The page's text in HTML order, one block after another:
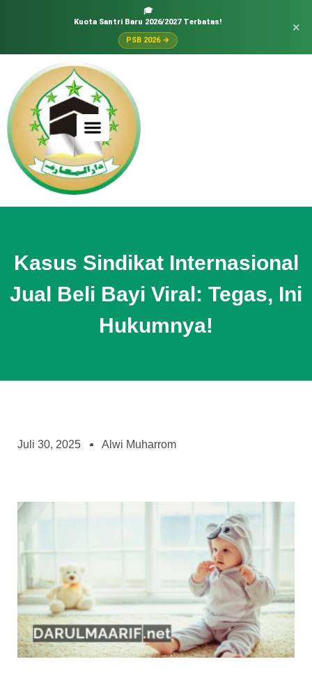
🎓
Kuota Santri Baru 2026/2027 Terbatas!
PSB 2026 →
×
Kasus Sindikat Internasional
Jual Beli Bayi Viral: Tegas, Ini
Hukumnya!
Juli 30, 2025 Alwi Muharrom